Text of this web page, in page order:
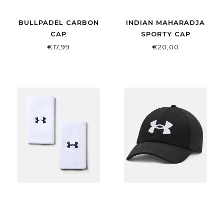
BULLPADEL CARBON
CAP
€17,99
INDIAN MAHARADJA
SPORTY CAP
€20,00